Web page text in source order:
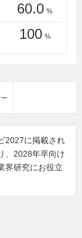
60.0 %
100 %
2027に掲載され
、2028年卒向け
界研究にお役立